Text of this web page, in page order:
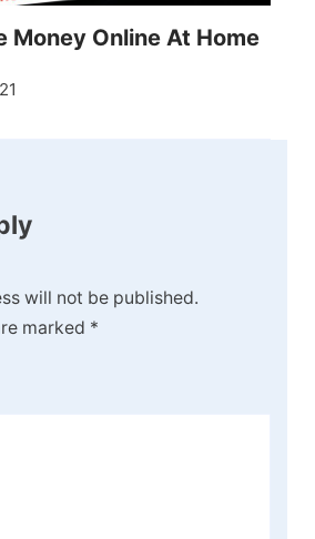
Money Online At Home
will not be published.
marked *